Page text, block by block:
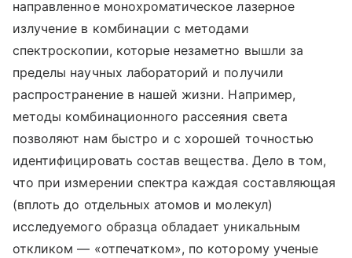
направленное монохроматическое лазерное
излучение в комбинации с методами
спектроскопии, которые незаметно вышли за
пределы научных лабораторий и получили
распространение в нашей жизни. Например,
методы комбинационного рассеяния света
позволяют нам быстро и с хорошей точностью
идентифицировать состав вещества. Дело в том,
что при измерении спектра каждая составляющая
(вплоть до отдельных атомов и молекул)
исследуемого образца обладает уникальным
откликом — «отпечатком», по которому ученые